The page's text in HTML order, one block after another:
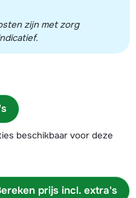
zijn met zorg
beschikbaar voor deze
prijs incl. extra's